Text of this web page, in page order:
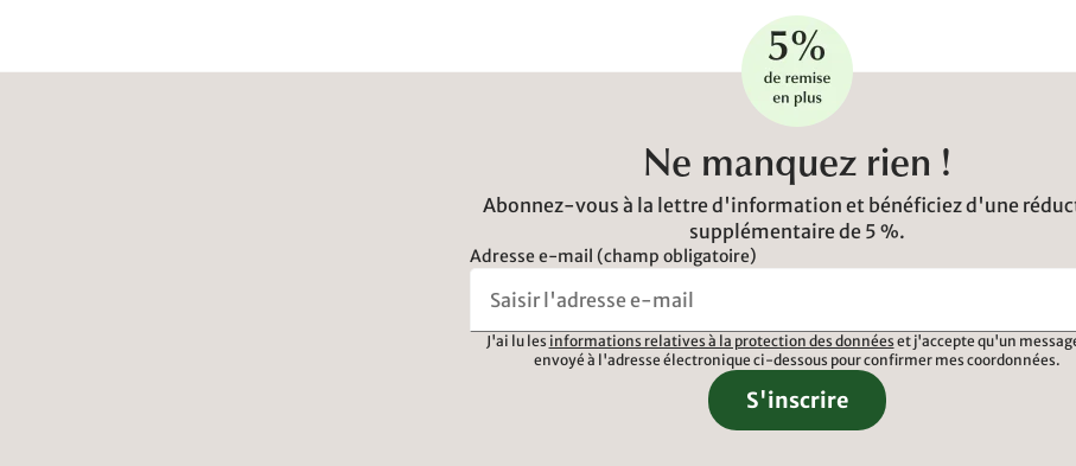
Ne manquez rien !
Abonnez-vous à la lettre d'information et bénéficiez d'une
supplémentaire de 5 %.
Adresse e-mail (champ obligatoire)
J'ai lu les informations relatives à la protection des données et j'accepte qu'un
envoyé à l'adresse électronique ci-dessous pour confirmer mes coordonnées.
S'inscrire